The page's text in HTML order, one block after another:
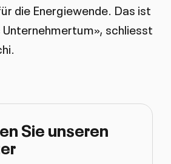
die Energiewende. Das ist
schliesst
Sie unseren